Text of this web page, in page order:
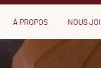
À PROPOS NOUS